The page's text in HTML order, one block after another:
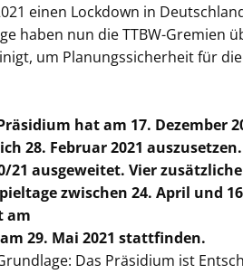
einen Lockdown in
haben nun die TTBW-Gremien
um Planungssicherheit für
hat am 17. Dezember
28. Februar 2021 auszusetzen.
21 ausgeweitet. Vier zusätzliche
zwischen 24. April und
am
29. Mai 2021 stattfinden.
Das Präsidium ist